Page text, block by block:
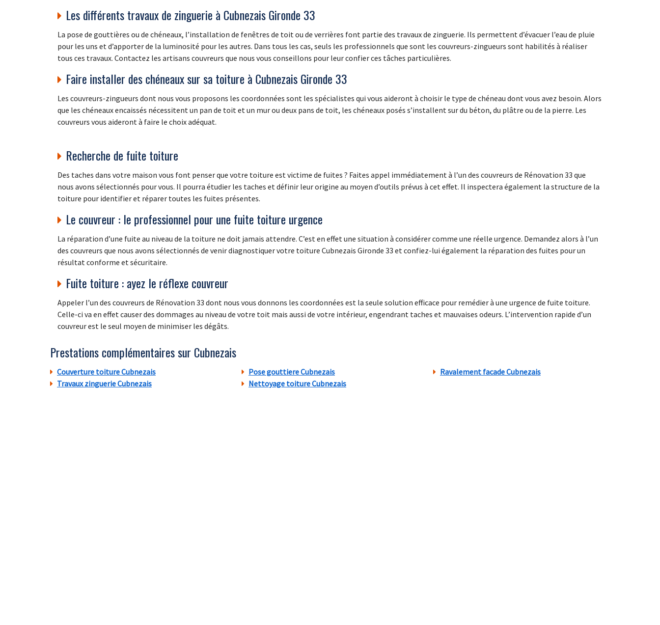
Les différents travaux de zinguerie à Cubnezais Gironde 33
La pose de gouttières ou de chéneaux, l’installation de fenêtres de toit ou de verrières font partie des travaux de zinguerie. Ils permettent d’évacuer l’eau de pluie
pour les uns et d’apporter de la luminosité pour les autres. Dans tous les cas, seuls les professionnels que sont les couvreurs-zingueurs sont habilités à réaliser
tous ces travaux. Contactez les artisans couvreurs que nous vous conseillons pour leur confier ces tâches particulières.
Faire installer des chéneaux sur sa toiture à Cubnezais Gironde 33
Les couvreurs-zingueurs dont nous vous proposons les coordonnées sont les spécialistes qui vous aideront à choisir le type de chéneau dont vous avez besoin. Alors
que les chéneaux encaissés nécessitent un pan de toit et un mur ou deux pans de toit, les chéneaux posés s’installent sur du béton, du plâtre ou de la pierre. Les
couvreurs vous aideront à faire le choix adéquat.
Recherche de fuite toiture
Des taches dans votre maison vous font penser que votre toiture est victime de fuites ? Faites appel immédiatement à l’un des couvreurs de Rénovation 33 que
nous avons sélectionnés pour vous. Il pourra étudier les taches et définir leur origine au moyen d’outils prévus à cet effet. Il inspectera également la structure de la
toiture pour identifier et réparer toutes les fuites présentes.
Le couvreur : le professionnel pour une fuite toiture urgence
La réparation d’une fuite au niveau de la toiture ne doit jamais attendre. C’est en effet une situation à considérer comme une réelle urgence. Demandez alors à l’un
des couvreurs que nous avons sélectionnés de venir diagnostiquer votre toiture Cubnezais Gironde 33 et confiez-lui également la réparation des fuites pour un
résultat conforme et sécuritaire.
Fuite toiture : ayez le réflexe couvreur
Appeler l’un des couvreurs de Rénovation 33 dont nous vous donnons les coordonnées est la seule solution efficace pour remédier à une urgence de fuite toiture.
Celle-ci va en effet causer des dommages au niveau de votre toit mais aussi de votre intérieur, engendrant taches et mauvaises odeurs. L’intervention rapide d’un
couvreur est le seul moyen de minimiser les dégâts.
Prestations complémentaires sur Cubnezais
Couverture toiture Cubnezais
Travaux zinguerie Cubnezais
Pose gouttiere Cubnezais
Nettoyage toiture Cubnezais
Ravalement facade Cubnezais